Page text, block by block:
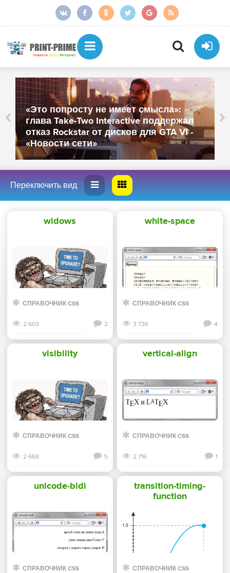
От более тысячи сотрудников
осталось около 250: «МойОфис»
закрыл офисы в Санкт-Петербурге и
Иннополисе - «Новости сети»
widows
СПРАВОЧНИК CSS
2 603 2
Смотреть дальше
white-space
СПРАВОЧНИК CSS
3 736 4
Смотреть дальше
visibility
СПРАВОЧНИК CSS
2 668 5
Смотреть дальше
vertical-align
СПРАВОЧНИК CSS
2 716 1
Смотреть дальше
unicode-bidi
СПРАВОЧНИК CSS
transition-timing-
function
СПРАВОЧНИК CSS